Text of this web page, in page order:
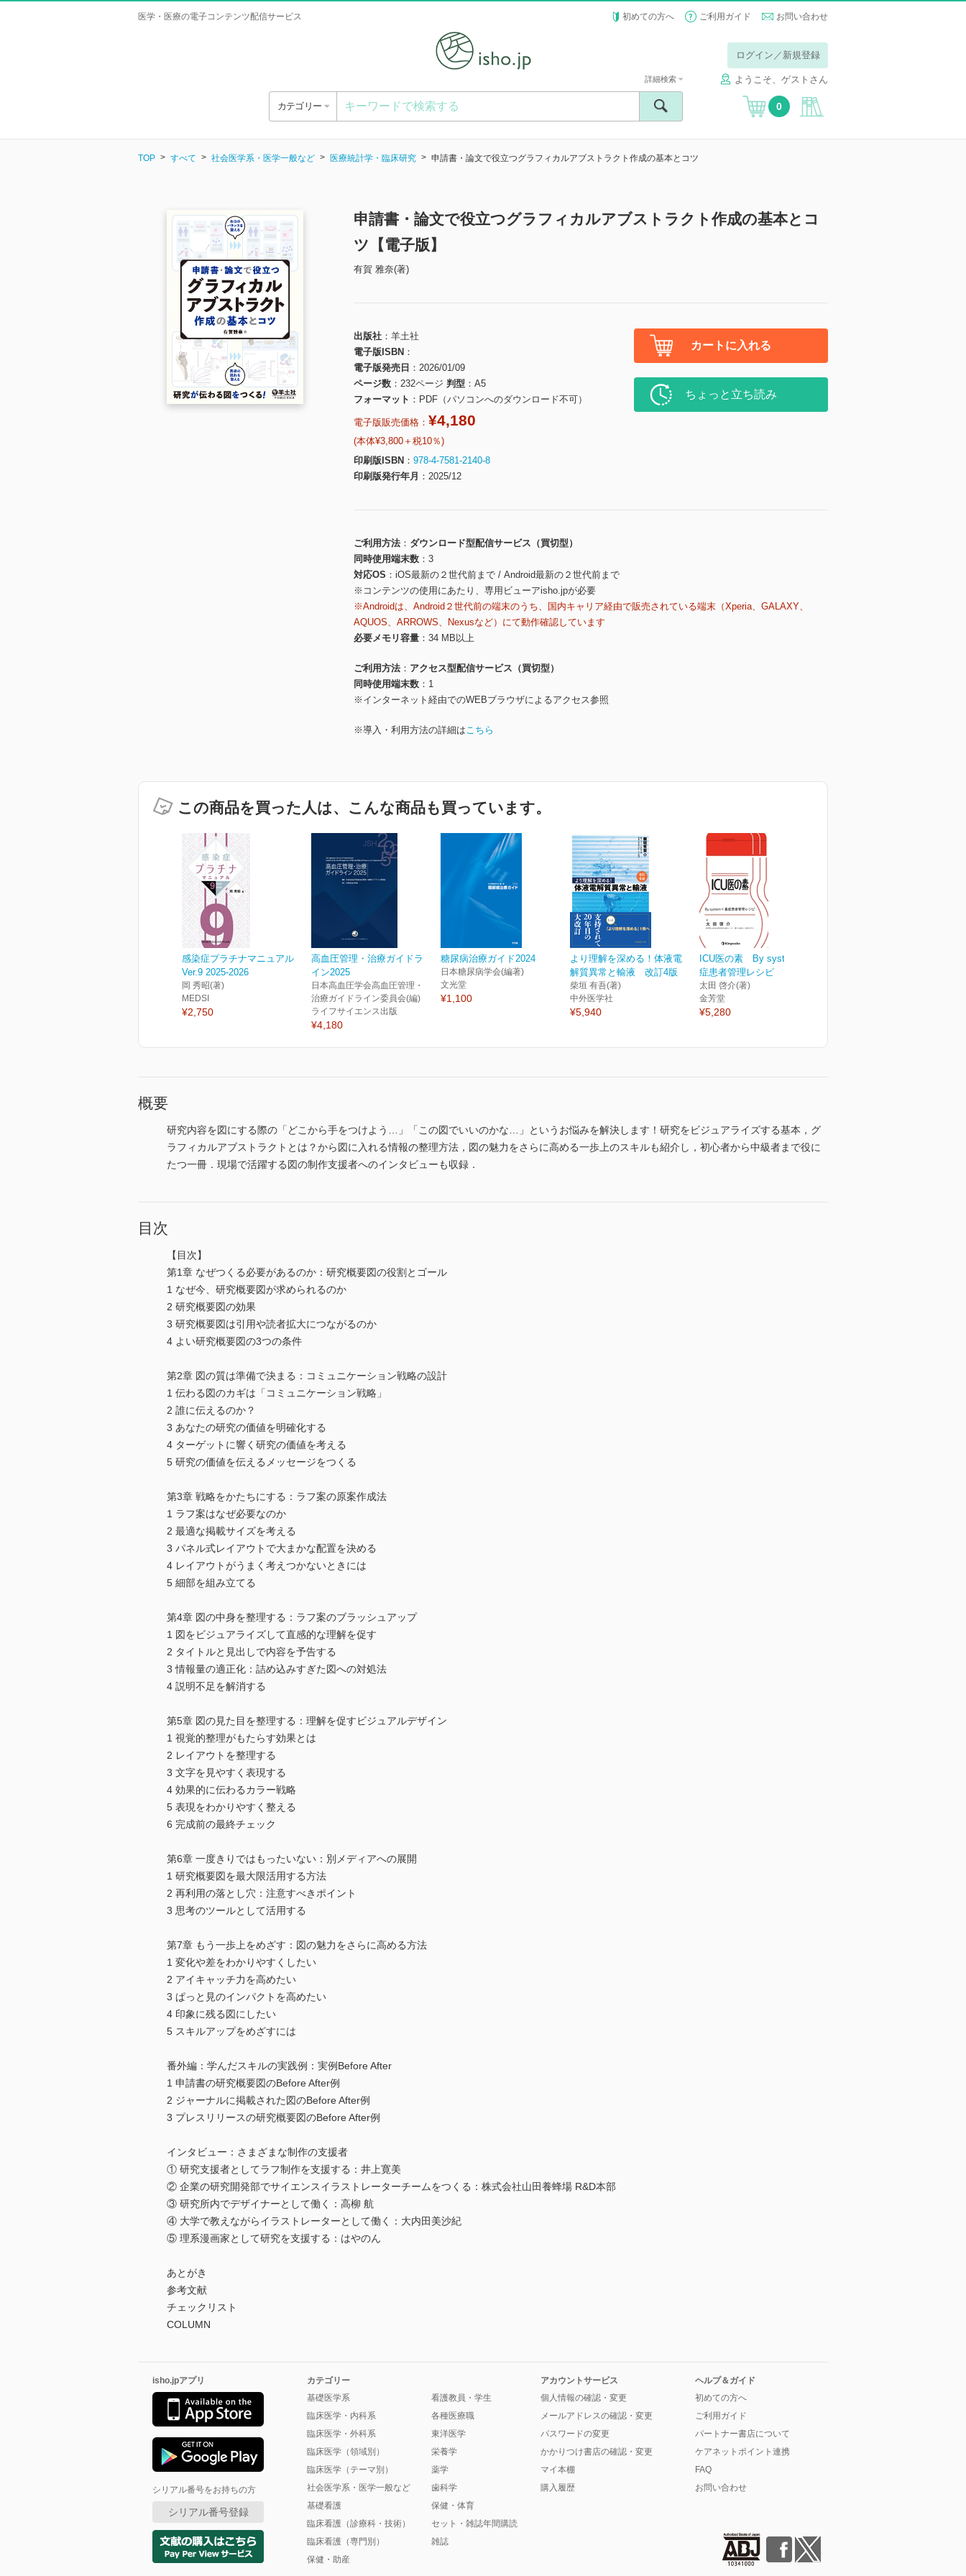
医学・医療の電子コンテンツ配信サービス 初めての方へ ご利用ガイド お問い合わせ
ログイン／新規登録
ようこそ、ゲストさん
カテゴリー
詳細検索
0
TOP すべて 社会医学系・医学一般など 医療統計学・臨床研究 申請書・論文で役立つグラフィカルアブストラクト作成の基本とコツ
申請書・論文で役立つグラフィカルアブストラクト作成の基本とコ
ツ【電子版】
有賀 雅奈(著)
出版社
羊土社
電子版ISBN
電子版発売日
2026/01/09
ページ数
232ページ 判型
A5
フォーマット
PDF（パソコンへのダウンロード不可）
電子版販売価格： ¥4,180
(本体¥3,800＋税10％)
印刷版ISBN
978-4-7581-2140-8
印刷版発行年月
2025/12
カートに入れる
ちょっと立ち読み
ご利用方法
ダウンロード型配信サービス（買切型）
同時使用端末数
3
対応OS
iOS最新の２世代前まで / Android最新の２世代前まで
※コンテンツの使用にあたり、専用ビューアisho.jpが必要
※Androidは、Android２世代前の端末のうち、国内キャリア経由で販売されている端末（Xperia、GALAXY、
AQUOS、ARROWS、Nexusなど）にて動作確認しています
必要メモリ容量
34 MB以上
ご利用方法
アクセス型配信サービス（買切型）
同時使用端末数
1
※インターネット経由でのWEBブラウザによるアクセス参照
※導入・利用方法の詳細はこちら
この商品を買った人は、こんな商品も買っています。
感染症プラチナマニュアル
Ver.9 2025-2026
岡 秀昭(著)
MEDSI
¥2,750
高血圧管理・治療ガイドラ
イン2025
日本高血圧学会高血圧管理・
治療ガイドライン委員会(編)
ライフサイエンス出版
¥4,180
糖尿病治療ガイド2024
日本糖尿病学会(編著)
文光堂
¥1,100
より理解を深める！体液電
解質異常と輸液 改訂4版
柴垣 有吾(著)
中外医学社
¥5,940
ICU医の素 By system×重
症患者管理レシピ
太田 啓介(著)
金芳堂
¥5,280
概要
研究内容を図にする際の「どこから手をつけよう…」「この図でいいのかな…」というお悩みを解決します！研究をビジュアライズする基本，グ
ラフィカルアブストラクトとは？から図に入れる情報の整理方法，図の魅力をさらに高める一歩上のスキルも紹介し，初心者から中級者まで役に
たつ一冊．現場で活躍する図の制作支援者へのインタビューも収録．
目次
【目次】
第1章 なぜつくる必要があるのか：研究概要図の役割とゴール
1 なぜ今、研究概要図が求められるのか
2 研究概要図の効果
3 研究概要図は引用や読者拡大につながるのか
4 よい研究概要図の3つの条件
第2章 図の質は準備で決まる：コミュニケーション戦略の設計
1 伝わる図のカギは「コミュニケーション戦略」
2 誰に伝えるのか？
3 あなたの研究の価値を明確化する
4 ターゲットに響く研究の価値を考える
5 研究の価値を伝えるメッセージをつくる
第3章 戦略をかたちにする：ラフ案の原案作成法
1 ラフ案はなぜ必要なのか
2 最適な掲載サイズを考える
3 パネル式レイアウトで大まかな配置を決める
4 レイアウトがうまく考えつかないときには
5 細部を組み立てる
第4章 図の中身を整理する：ラフ案のブラッシュアップ
1 図をビジュアライズして直感的な理解を促す
2 タイトルと見出しで内容を予告する
3 情報量の適正化：詰め込みすぎた図への対処法
4 説明不足を解消する
第5章 図の見た目を整理する：理解を促すビジュアルデザイン
1 視覚的整理がもたらす効果とは
2 レイアウトを整理する
3 文字を見やすく表現する
4 効果的に伝わるカラー戦略
5 表現をわかりやすく整える
6 完成前の最終チェック
第6章 一度きりではもったいない：別メディアへの展開
1 研究概要図を最大限活用する方法
2 再利用の落とし穴：注意すべきポイント
3 思考のツールとして活用する
第7章 もう一歩上をめざす：図の魅力をさらに高める方法
1 変化や差をわかりやすくしたい
2 アイキャッチ力を高めたい
3 ぱっと見のインパクトを高めたい
4 印象に残る図にしたい
5 スキルアップをめざすには
番外編：学んだスキルの実践例：実例Before After
1 申請書の研究概要図のBefore After例
2 ジャーナルに掲載された図のBefore After例
3 プレスリリースの研究概要図のBefore After例
インタビュー：さまざまな制作の支援者
① 研究支援者としてラフ制作を支援する：井上寛美
② 企業の研究開発部でサイエンスイラストレーターチームをつくる：株式会社山田養蜂場 R&D本部
③ 研究所内でデザイナーとして働く：高柳 航
④ 大学で教えながらイラストレーターとして働く：大内田美沙紀
⑤ 理系漫画家として研究を支援する：はやのん
あとがき
参考文献
チェックリスト
COLUMN
isho.jpアプリ
シリアル番号をお持ちの方
シリアル番号登録
カテゴリー
基礎医学系
臨床医学・内科系
臨床医学・外科系
臨床医学（領域別）
臨床医学（テーマ別）
社会医学系・医学一般など
基礎看護
臨床看護（診療科・技術）
臨床看護（専門別）
保健・助産
看護教員・学生
各種医療職
東洋医学
栄養学
薬学
歯科学
保健・体育
セット・雑誌年間購読
雑誌
アカウントサービス
個人情報の確認・変更
メールアドレスの確認・変更
パスワードの変更
かかりつけ書店の確認・変更
マイ本棚
購入履歴
ヘルプ＆ガイド
初めての方へ
ご利用ガイド
パートナー書店について
ケアネットポイント連携
FAQ
お問い合わせ